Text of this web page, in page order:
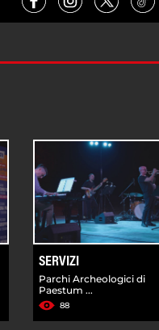
SERVIZI
Parchi Archeologici di
Paestum ...
88